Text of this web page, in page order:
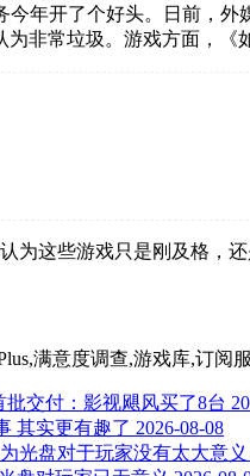
年开了个好头。日前，外
非常垃圾。游戏方面，《
为这些游戏只是刚及格，
满意度调查,游戏库,订
交付：影视飓风买了8台
其实更有趣了 2026-08-08
光盘对于玩家没有太大意义